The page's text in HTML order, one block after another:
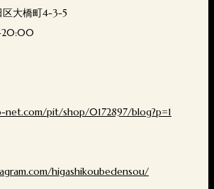
大橋町4-3-5
20:00
pit/shop/0172897/blog?p=1
higashikoubedensou/